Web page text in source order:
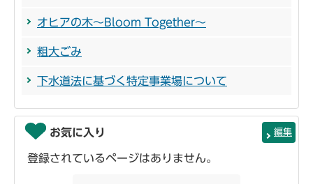
オヒアの木～Bloom Together～
粗大ごみ
下水道法に基づく特定事業場について
お気に入り 編集
登録されているページはありません。